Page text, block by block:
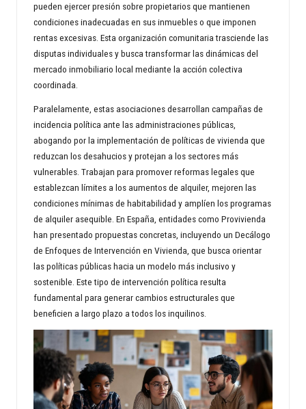
pueden ejercer presión sobre propietarios que mantienen
condiciones inadecuadas en sus inmuebles o que imponen
rentas excesivas. Esta organización comunitaria trasciende las
disputas individuales y busca transformar las dinámicas del
mercado inmobiliario local mediante la acción colectiva
coordinada.
Paralelamente, estas asociaciones desarrollan campañas de
incidencia política ante las administraciones públicas,
abogando por la implementación de políticas de vivienda que
reduzcan los desahucios y protejan a los sectores más
vulnerables. Trabajan para promover reformas legales que
establezcan límites a los aumentos de alquiler, mejoren las
condiciones mínimas de habitabilidad y amplíen los programas
de alquiler asequible. En España, entidades como Provivienda
han presentado propuestas concretas, incluyendo un Decálogo
de Enfoques de Intervención en Vivienda, que busca orientar
las políticas públicas hacia un modelo más inclusivo y
sostenible. Este tipo de intervención política resulta
fundamental para generar cambios estructurales que
beneficien a largo plazo a todos los inquilinos.